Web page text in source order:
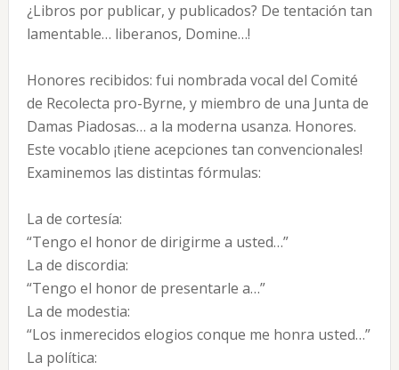
¿Libros por publicar, y publicados? De tentación tan
lamentable… liberanos, Domine…!
Honores recibidos: fui nombrada vocal del Comité
de Recolecta pro-Byrne, y miembro de una Junta de
Damas Piadosas… a la moderna usanza. Honores.
Este vocablo ¡tiene acepciones tan convencionales!
Examinemos las distintas fórmulas:
La de cortesía:
“Tengo el honor de dirigirme a usted…”
La de discordia:
“Tengo el honor de presentarle a…”
La de modestia:
“Los inmerecidos elogios conque me honra usted…”
La política: